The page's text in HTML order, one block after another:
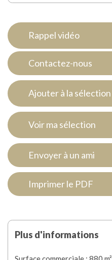
Rappel vidéo
Contactez-nous
Ajouter à la sélection
Voir ma sélection
Envoyer à un ami
Imprimer le PDF
Plus d'informations